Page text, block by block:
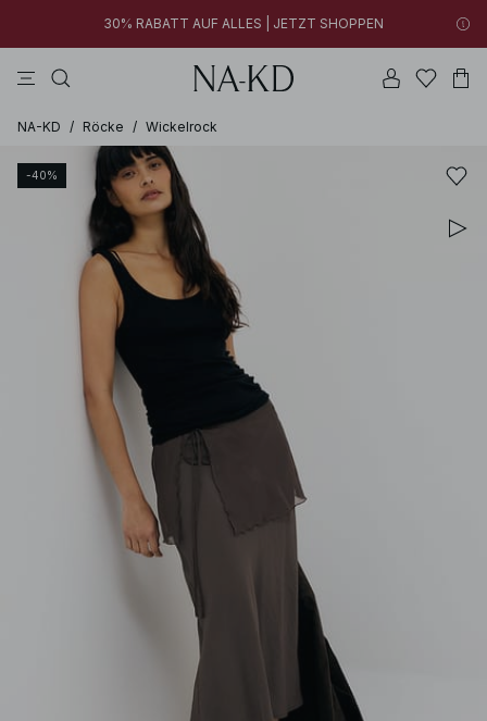
30% RABATT AUF ALLES | JETZT SHOPPEN
00h 17m 35s
FINAL SALE | JETZT SHOPPEN
30% RABATT AUF ALLES | JETZT SHOPPEN
NA-KD / Röcke / Wickelrock
-40%